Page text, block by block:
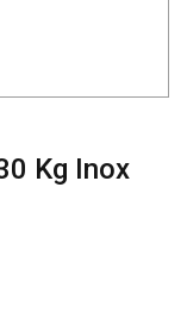
Kg Inox